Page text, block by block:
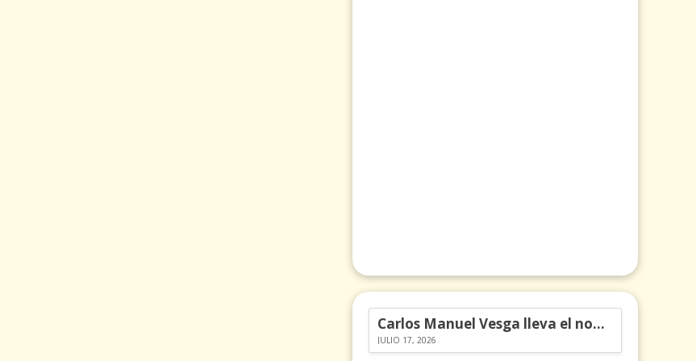
Carlos Manuel Vesga lleva el nombre de Colombia a los Emmy
JULIO 17, 2026